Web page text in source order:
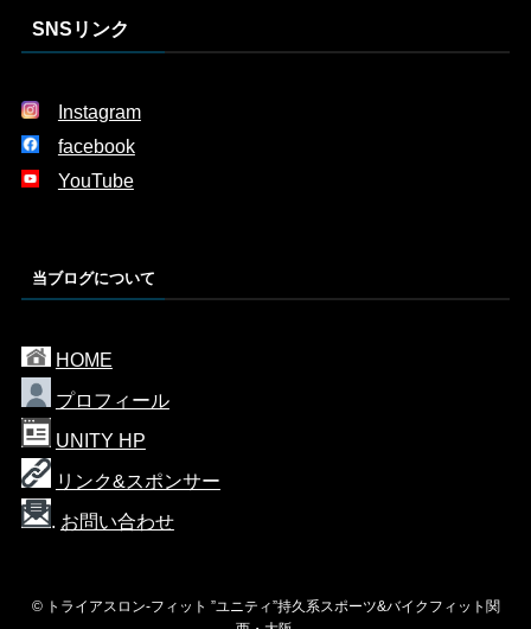
SNSリンク
Instagram
facebook
YouTube
当ブログについて
HOME
プロフィール
UNITY HP
リンク&スポンサー
. お問い合わせ
©トライアスロン-フィット ”ユニティ”持久系スポーツ&バイクフィット関